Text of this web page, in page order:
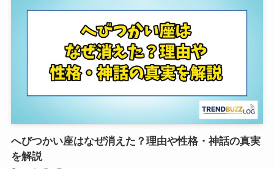
へびつかい座はなぜ消えた？理由や性格・神話の真実
を解説